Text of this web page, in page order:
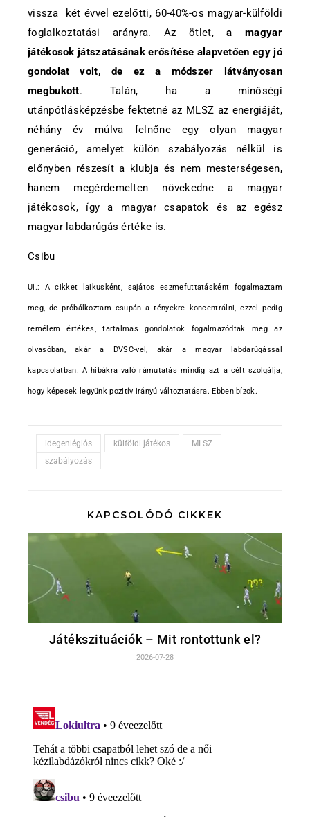
vissza két évvel ezelőtti, 60-40%-os magyar-külföldi
foglalkoztatási arányra. Az ötlet,a magyar
játékosok játszatásának erősítése alapvetően egy jó
gondolat volt, de ez a módszer látványosan
megbukott. Talán, ha a minőségi
utánpótlásképzésbe fektetné az MLSZ az energiáját,
néhány év múlva felnőne egy olyan magyar
generáció, amelyet külön szabályozás nélkül is
előnyben részesít a klubja és nem mesterségesen,
hanem megérdemelten növekedne a magyar
játékosok, így a magyar csapatok és az egész
magyar labdarúgás értéke is.
Csibu
Ui.: A cikket laikusként, sajátos eszmefuttatásként fogalmaztam
meg, de próbálkoztam csupán a tényekre koncentrálni, ezzel pedig
remélem értékes, tartalmas gondolatok fogalmazódtak meg az
olvasóban, akár a DVSC-vel, akár a magyar labdarúgással
kapcsolatban. A hibákra való rámutatás mindig azt a célt szolgálja,
hogy képesek legyünk pozitív irányú változtatásra. Ebben bízok.
idegenlégiós külföldi játékos
MLSZ
szabályozás
KAPCSOLÓDÓ CIKKEK
Játékszituációk – Mit rontottunk el?
2026-07-28